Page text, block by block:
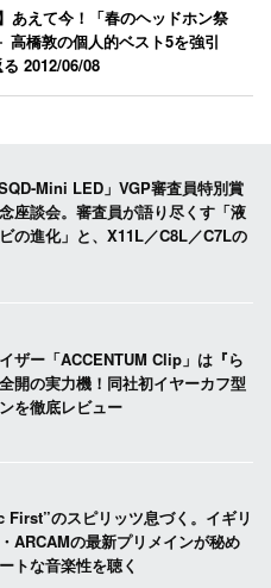
あえて今！「春のヘッドホン祭
高橋敦の個人的ベスト5を強引
る2012/06/08
Mini LED」VGP審査員特別賞
座談会。審査員が語り尽くす「液
の進化」と、X11L／C8L／C7Lの
ザー「ACCENTUM Clip」は『ら
開の実力機！同社初イヤーカフ型
を徹底レビュー
First”のスピリッツ息づく。イギリ
ARCAMの最新プリメインが秘め
トな音楽性を聴く